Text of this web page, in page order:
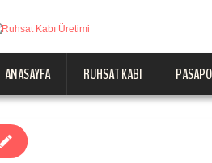
ANASAYFA RUHSAT KABI